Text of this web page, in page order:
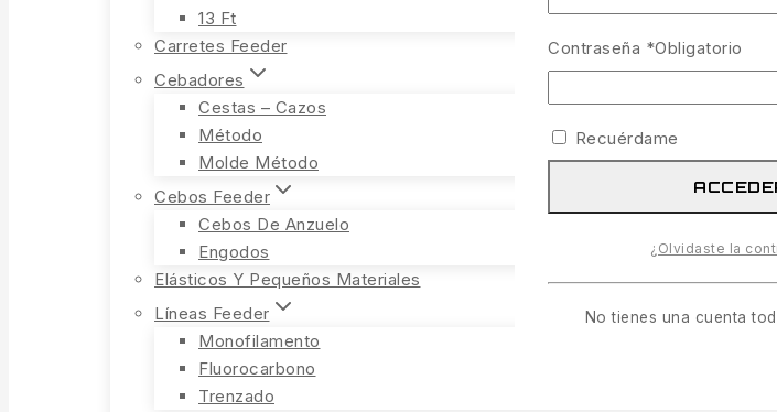
13 Ft
Carretes Feeder
Cebadores
Cestas – Cazos
Método
Molde Método
Cebos Feeder
Cebos De Anzuelo
Engodos
Elásticos Y Pequeños Materiales
Líneas Feeder
Monofilamento
Fluorocarbono
Trenzado
Contraseña *Obligatorio
Recuérdame
¿Olvidaste la
No tienes una cuenta